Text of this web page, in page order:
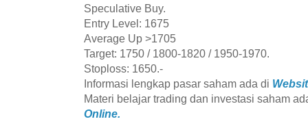
Speculative Buy.
Entry Level: 1675
Average Up >1705
Target: 1750 / 1800-1820 / 1950-1970.
Stoploss: 1650.-
Informasi lengkap pasar saham ada di
Materi belajar trading dan investasi saham
Online.